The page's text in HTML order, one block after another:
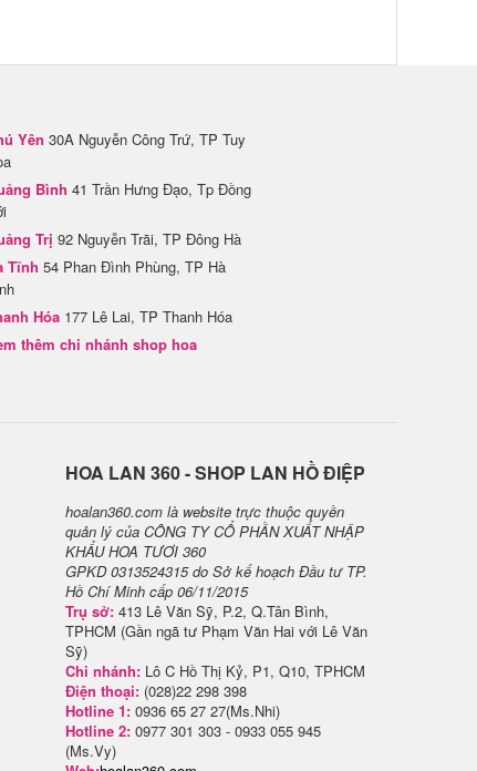
Yên 30A Nguyễn Công Trứ, TP Tuy
Bình 41 Trần Hưng Đạo, Tp Đồng
Trị 92 Nguyễn Trãi, TP Đông Hà
Tĩnh 54 Phan Đình Phùng, TP Hà
Hóa 177 Lê Lai, TP Thanh Hóa
thêm chi nhánh shop hoa
H​OA LAN 360 - SHOP LAN HỒ ĐIỆP
hoalan360.com là website trực thuộc quyền
quản lý của CÔNG TY CỔ PHẦN XUẤT NHẬP
KHẨU HOA TƯƠI 360
GPKD 0313524315 do Sở kế hoạch Đầu tư TP.
Hồ Chí Minh cấp 06/11/2015
Trụ sở: 413 Lê Văn Sỹ, P.2, Q.Tân Bình,
TPHCM (Gần ngã tư Phạm Văn Hai với Lê Văn
Sỹ)
Chi nhánh: Lô C Hồ Thị Kỷ, P1, Q10, TPHCM
Điện thoại: (028)22 298 398
Hotline 1: 0936 65 27 27(Ms.Nhi)
Hotline 2: 0977 301 303 - 0933 055 945
(Ms.Vy)